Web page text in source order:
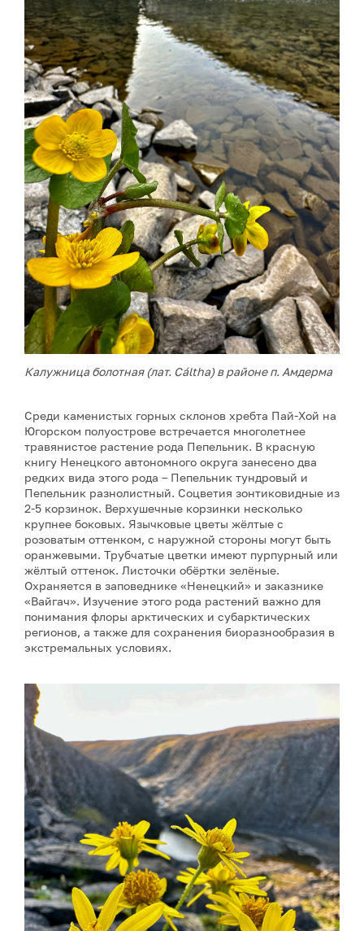
Калужница болотная (лат. Cáltha) в районе п. Амдерма
Среди каменистых горных склонов хребта Пай-Хой на
Югорском полуострове встречается многолетнее
травянистое растение рода Пепельник. В красную
книгу Ненецкого автономного округа занесено два
редких вида этого рода – Пепельник тундровый и
Пепельник разнолистный. Соцветия зонтиковидные из
2-5 корзинок. Верхушечные корзинки несколько
крупнее боковых. Язычковые цветы жёлтые с
розоватым оттенком, с наружной стороны могут быть
оранжевыми. Трубчатые цветки имеют пурпурный или
жёлтый оттенок. Листочки обёртки зелёные.
Охраняется в заповеднике «Ненецкий» и заказнике
«Вайгач». Изучение этого рода растений важно для
понимания флоры арктических и субарктических
регионов, а также для сохранения биоразнообразия в
экстремальных условиях.